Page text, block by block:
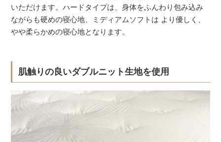
いただけます。ハードタイプは、身体をふんわり包み込み
ながらも硬めの寝心地、ミディアムソフトは より優しく、
やや柔らかめの寝心地となります。
肌触りの良いダブルニット生地を使用